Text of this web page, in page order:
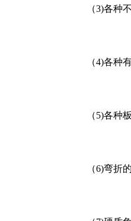
（3)各种不
（4)各种有
（5)各种板
（6)弯折的